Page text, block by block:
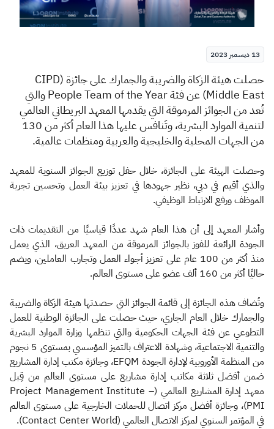
13 ديسمبر 2023
​​​​​​​​حصلت هيئة الزكاة والضريبة والجمارك على جائزة (CIPD
Middle East) عن فئةPeople Team of the Yearوالتي
تُعد من الجوائز المرموقة التي يقدمها المعهد البريطاني العالمي
لتنمية الموارد البشرية، وتَنافس عليها هذا العام أكثر من 130
من الجهات المحلية والخليجية والعربية ومنظمات عالمية.
وحصلت الهيئة على الجائزة، خلال حفل توزيع الجوائز السنوية للمعهد
والذي أقيم في دبي، نظير جهودها في تعزيز بيئة العمل وتحسين تجربة
الموظف ورفع الارتباط الوظيفي.
وأشار المعهد إلى أن هذا العام شهد عددًا قياسيًا من التقديمات ذات
الجودة الرائعة للفوز بالجوائز المرموقة من المعهد العريق، الذي يعمل
منذ أكثر من 100 عام على تعزيز أجواء العمل وتجارب العاملين، ويضم
حاليًا أكثر من 160 ألف عضو على مستوى العالم.
وتُضاف هذه الجائزة إلى قائمة الجوائز التي حصدتها هيئة الزكاة والضريبة
والجمارك خلال العام الجاري، حيث حصلت على الجائزة الوطنية للعمل
التطوعي عن فئة الجهات الحكومية والتي تنظمها وزارة الموارد البشرية
والتنمية الاجتماعية، وشهادة الاعتراف بالتميز المؤسسي بمستوى 5 نجوم
من المنظمة الأوروبية لإدارة الجودة EFQM، وجائزة مكتب إدارة المشاريع
ضمن أفضل ثلاثة مكاتب إدارة مشاريع على مستوى العالم من قِبل
معهد إدارة المشاريع العالمي (Project Management Institute –
PMI)، وجائزة أفضل مركز اتصال للحملات الخارجية على مستوى العالم
في المؤتمر السنوي لمركز الاتصال العالمي (Contact Center World).